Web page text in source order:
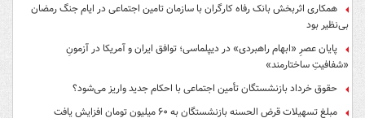
همکاری اثربخش بانک رفاه کارگران با سازمان تامین اجتماعی در ایام جنگ رمضان
بی‌نظیر بود
پایان عصرِ «ابهام راهبردی» در دیپلماسی؛ توافق ایران و آمریکا در آزمونِ
«شفافیتِ ساختارمند»
حقوق خرداد بازنشستگان تأمین اجتماعی با احکام جدید واریز می‌شود؟
مبلغ تسهیلات قرض الحسنه بازنشستگان به ۶۰ میلیون تومان افزایش یافت